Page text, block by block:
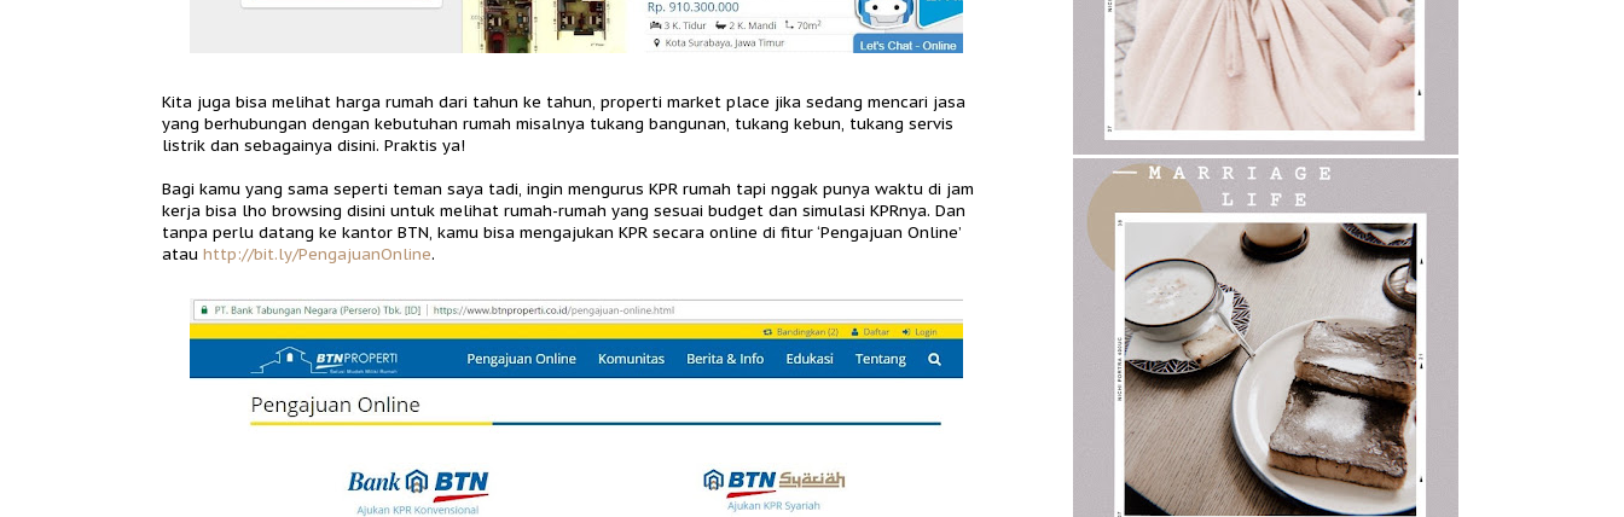
Kita juga bisa melihat harga rumah dari tahun ke tahun, properti market place jika sedang mencari jasa
yang berhubungan dengan kebutuhan rumah misalnya tukang bangunan, tukang kebun, tukang servis
listrik dan sebagainya disini. Praktis ya!
Bagi kamu yang sama seperti teman saya tadi, ingin mengurus KPR rumah tapi nggak punya waktu di jam
kerja bisa lho browsing disini untuk melihat rumah-rumah yang sesuai budget dan simulasi KPRnya. Dan
tanpa perlu datang ke kantor BTN, kamu bisa mengajukan KPR secara online di fitur ‘Pengajuan Online’
atau http://bit.ly/PengajuanOnline.